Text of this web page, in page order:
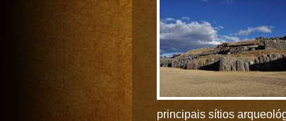
principais sítios